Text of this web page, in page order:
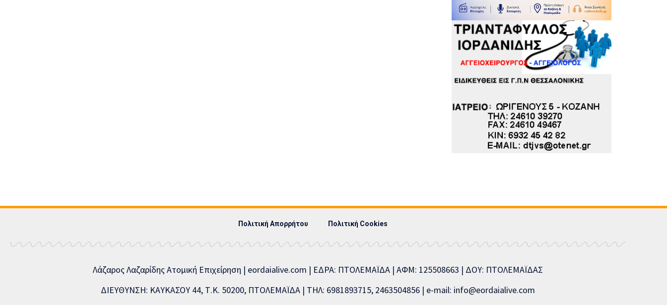
Πολιτική Απορρήτου Πολιτική Cookies
Λάζαρος Λαζαρίδης Ατομική Επιχείρηση | eordaialive.com | ΕΔΡΑ: ΠΤΟΛΕΜΑΪΔΑ | ΑΦΜ: 125508663 | ΔΟΥ: ΠΤΟΛΕΜΑΪΔΑΣ
ΔΙΕΥΘΥΝΣΗ: ΚΑΥΚΑΣΟΥ 44, Τ.Κ. 50200, ΠΤΟΛΕΜΑΪΔΑ | ΤΗΛ: 6981893715, 2463504856 | e-mail: info@eordaialive.com